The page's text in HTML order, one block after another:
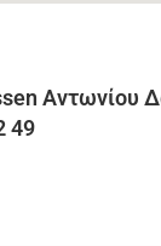
Αντωνίου
49